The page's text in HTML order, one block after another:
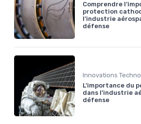
Comprendre
protection
l’industrie
défense
L’importance du
dans l’industrie
défense